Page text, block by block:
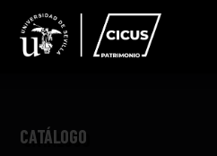
CATÁLOGO